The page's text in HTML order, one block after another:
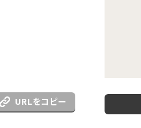
URLをコピー